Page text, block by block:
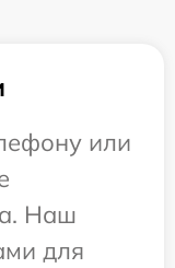
или
Наш
для